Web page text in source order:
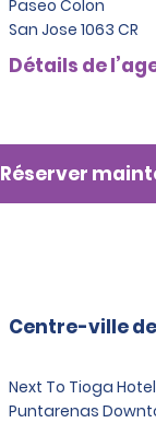
Paseo Colon
San Jose 1063 CR
Détails de
Réserver
Centre-ville
Next To Tioga Hotel
Puntarenas